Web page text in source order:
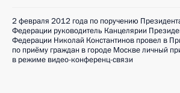
2 февраля 2012 года по поручению
Федерации руководитель Канцелярии
Федерации Николай Константинов провел в
по приёму граждан в городе Москве личный
в режиме видео-конференц-связи